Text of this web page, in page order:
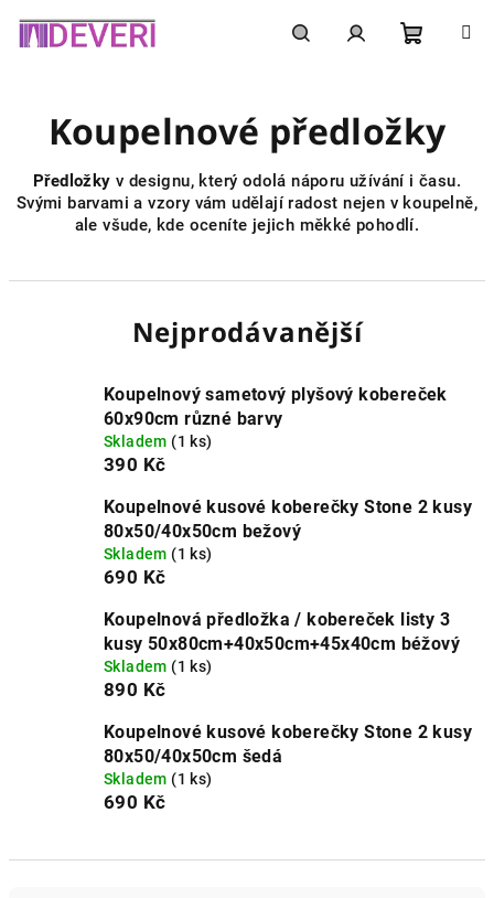
košík
Koupelnové předložky
Předložky v designu, který odolá náporu užívání i času.
Svými barvami a vzory vám udělají radost nejen v koupelně,
ale všude, kde oceníte jejich měkké pohodlí.
Nejprodávanější
Koupelnový sametový plyšový kobereček
60x90cm různé barvy
Skladem (1 ks)
390 Kč
Koupelnové kusové koberečky Stone 2 kusy
80x50/40x50cm bežový
Skladem (1 ks)
690 Kč
Koupelnová předložka / kobereček listy 3
kusy 50x80cm+40x50cm+45x40cm béžový
Skladem (1 ks)
890 Kč
Koupelnové kusové koberečky Stone 2 kusy
80x50/40x50cm šedá
Skladem (1 ks)
690 Kč